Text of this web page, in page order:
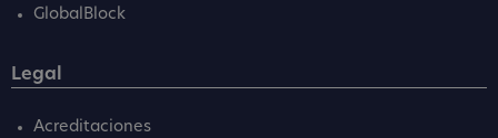
GlobalBlock
Legal
Acreditaciones